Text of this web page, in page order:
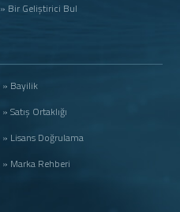
» Bir Geliştirici Bul
» Bayilik
» Satış Ortaklığı
» Lisans Doğrulama
» Marka Rehberi